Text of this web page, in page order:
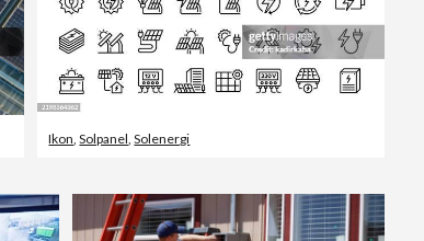
Ikon ,Solpanel ,Solenergi